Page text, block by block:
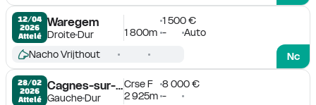
12/04
2026
Attelé
Waregem
DroiteDur
1 500 €
1 800m -
Auto
Nc
Nacho Vrijthout
28/02
2026
Attelé
Cagnes-sur-Mer
GaucheDur
Crse F
8 000 €
2 925m -